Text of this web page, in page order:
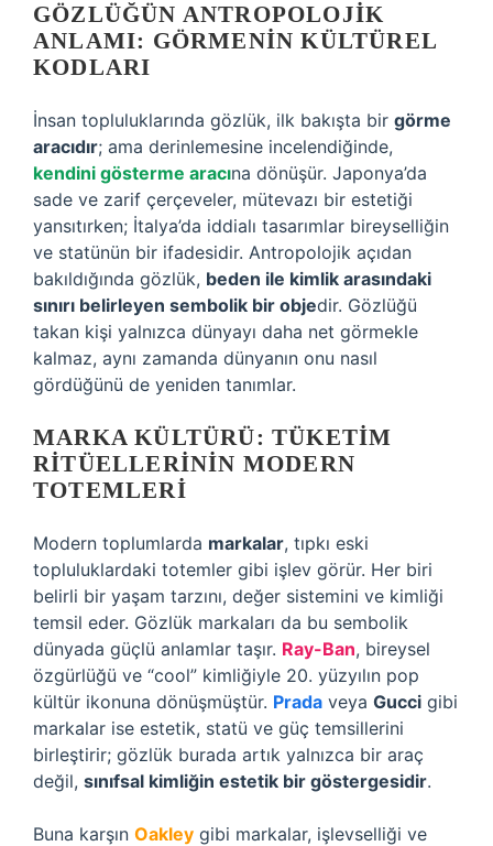
GÖZLÜĞÜN ANTROPOLOJIK
ANLAMI: GÖRMENIN KÜLTÜREL
KODLARI
İnsan topluluklarında gözlük, ilk bakışta bir görme
aracıdır; ama derinlemesine incelendiğinde,
kendini gösterme aracına dönüşür. Japonya’da
sade ve zarif çerçeveler, mütevazı bir estetiği
yansıtırken; İtalya’da iddialı tasarımlar bireyselliğin
ve statünün bir ifadesidir. Antropolojik açıdan
bakıldığında gözlük, beden ile kimlik arasındaki
sınırı belirleyen sembolik bir objedir. Gözlüğü
takan kişi yalnızca dünyayı daha net görmekle
kalmaz, aynı zamanda dünyanın onu nasıl
gördüğünü de yeniden tanımlar.
MARKA KÜLTÜRÜ: TÜKETIM
RITÜELLERININ MODERN
TOTEMLERI
Modern toplumlarda markalar, tıpkı eski
topluluklardaki totemler gibi işlev görür. Her biri
belirli bir yaşam tarzını, değer sistemini ve kimliği
temsil eder. Gözlük markaları da bu sembolik
dünyada güçlü anlamlar taşır. Ray-Ban, bireysel
özgürlüğü ve “cool” kimliğiyle 20. yüzyılın pop
kültür ikonuna dönüşmüştür. Prada veya Gucci gibi
markalar ise estetik, statü ve güç temsillerini
birleştirir; gözlük burada artık yalnızca bir araç
değil, sınıfsal kimliğin estetik bir göstergesidir.
Buna karşın Oakley gibi markalar, işlevselliği ve